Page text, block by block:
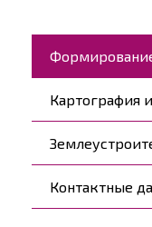
Päävalikko
Картография
Контактные